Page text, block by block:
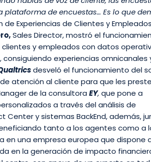
plataforma de encuestas… Es lo que
Experiencias de Clientes y
Sales Director, mostró el
y empleados con datos
experiencias omnicanales
desveló el funcionamiento del
atención al cliente para que les
de la consultora EY, que pone a
a través del análisis de
y sistemas BackEnd, además,
tanto a los agentes como a
en una empresa europea que dispone
en la generación de impacto